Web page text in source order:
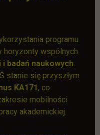
programu
horyzonty wspólnych
badań naukowych
stanie się przyszłym
KA171, co
mobilności
akademickiej.